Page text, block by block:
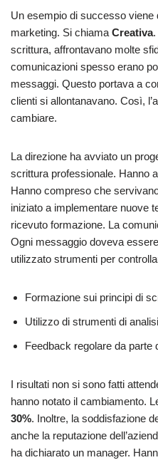
Un esempio di successo viene
marketing. Si chiama Creativa.
scrittura, affrontavano molte
comunicazioni spesso erano
messaggi. Questo portava a
clienti si allontanavano. Così,
cambiare.
La direzione ha avviato un
scrittura professionale. Hanno
Hanno compreso che
iniziato a implementare nuove
ricevuto formazione. La
Ogni messaggio doveva
utilizzato strumenti per
Formazione sui principi di
Utilizzo di strumenti di
Feedback regolare da parte
I risultati non si sono fatti
hanno notato il cambiamento.
30%. Inoltre, la soddisfazione
anche la reputazione
ha dichiarato un manager.